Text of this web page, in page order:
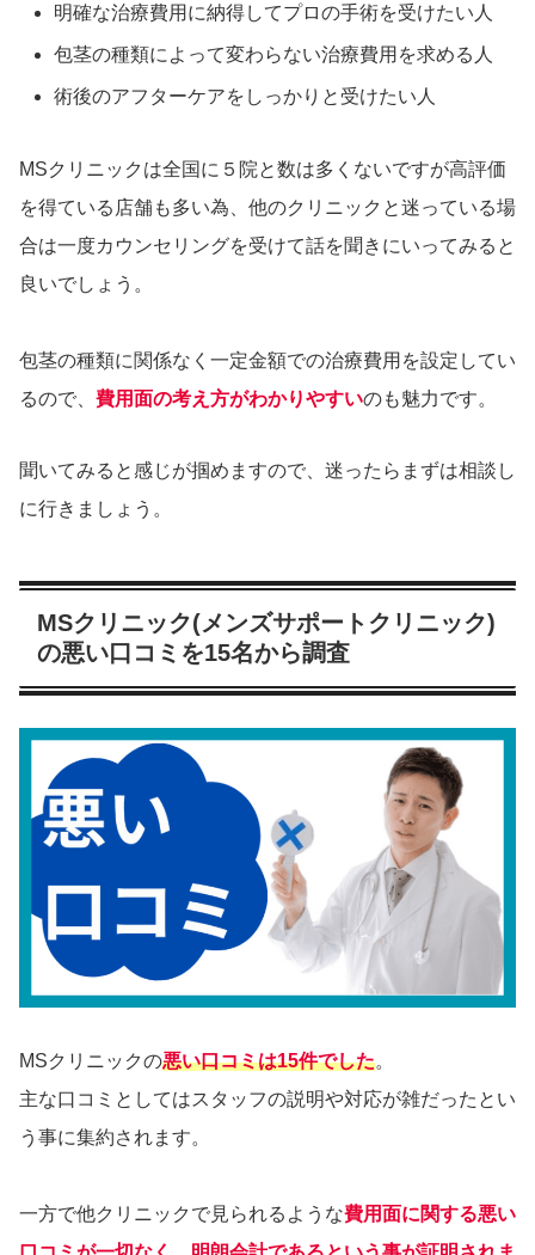
明確な治療費用に納得してプロの手術を受けたい人
包茎の種類によって変わらない治療費用を求める人
術後のアフターケアをしっかりと受けたい人
MSクリニックは全国に５院と数は多くないですが高評価
を得ている店舗も多い為、他のクリニックと迷っている場
合は一度カウンセリングを受けて話を聞きにいってみると
良いでしょう。
包茎の種類に関係なく一定金額での治療費用を設定してい
るので、 費用面の考え方がわかりやすいのも魅力です。
聞いてみると感じが掴めますので、迷ったらまずは相談し
に行きましょう。
MSクリニック(メンズサポートクリニック)
の悪い口コミを15名から調査
MSクリニックの悪い口コミは15件でした。
主な口コミとしてはスタッフの説明や対応が雑だったとい
う事に集約されます。
一方で他クリニックで見られるような費用面に関する悪い